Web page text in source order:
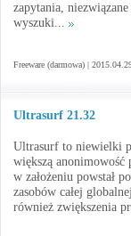
zapytania,
wyszuki...
Freeware (darmowa) |
Ultrasurf 21.32
Ultrasurf to niewielki
większą anonimowość
w założeniu powstał
zasobów całej
również zwiększenia